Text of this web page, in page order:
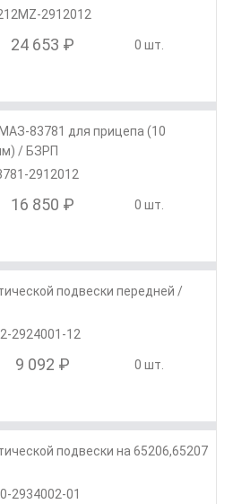
2912012
24 653 ₽ 0 шт.
83781 для прицепа (10
/ БЗРП
2912012
16 850 ₽ 0 шт.
подвески передней /
2924001-12
9 092 ₽ 0 шт.
подвески на 65206,65207
2934002-01